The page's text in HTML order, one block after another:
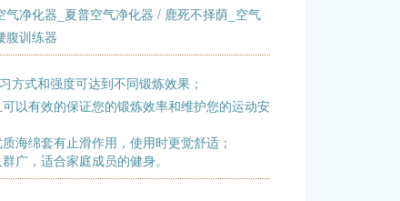
气净化器_夏普空气净化器 / 鹿死不择荫_空气
腹训练器
方式和强度可达到不同锻炼效果；
以有效的保证您的锻炼效率和维护您的运动安
海绵套有止滑作用，使用时更觉舒适；
广，适合家庭成员的健身。